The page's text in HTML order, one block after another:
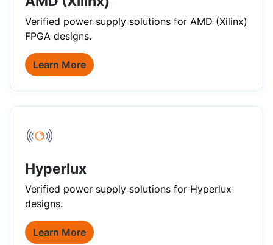
Verified power supply solutions for AMD (Xilinx)
FPGA designs.
Learn More
Hyperlux
Verified power supply solutions for Hyperlux
designs.
Learn More